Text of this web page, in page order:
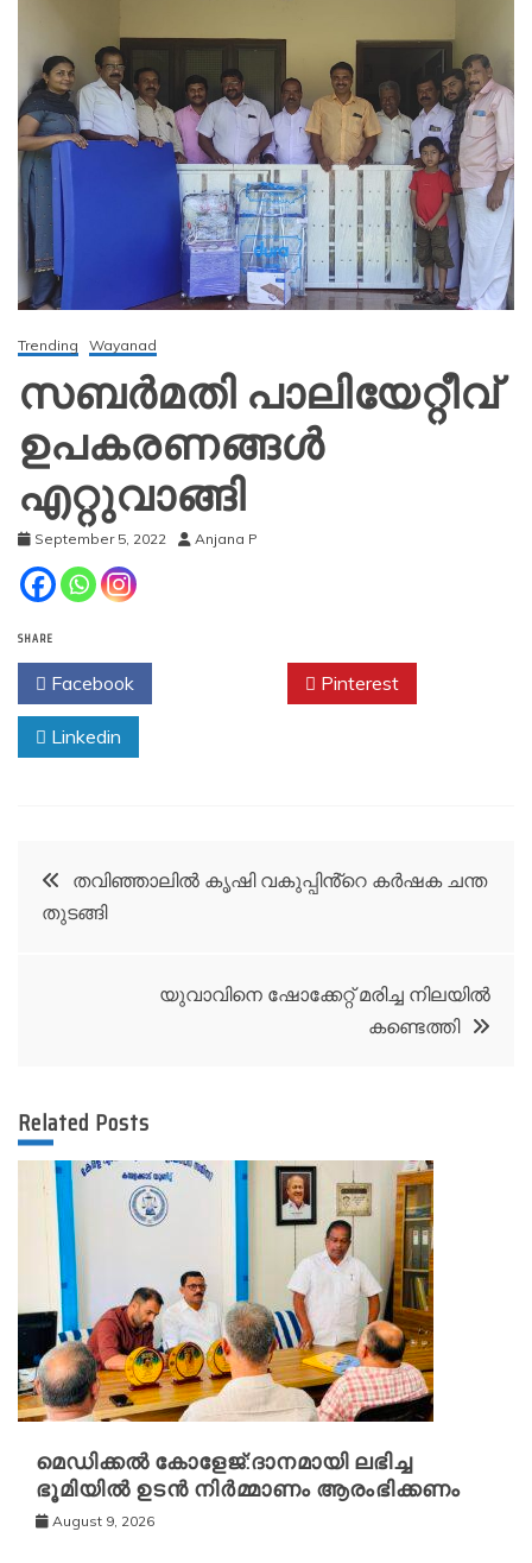
Trending Wayanad
സബർമതി പാലിയേറ്റീവ്
ഉപകരണങ്ങൾ
എറ്റുവാങ്ങി
September 5, 2022 Anjana P
SHARE
Facebook Pinterest
Linkedin
Post
navigation
തവിഞ്ഞാലിൽ കൃഷി വകുപ്പിൻ്റെ കർഷക ചന്ത
തുടങ്ങി
യുവാവിനെ ഷോക്കേറ്റ് മരിച്ച നിലയിൽ
കണ്ടെത്തി
Related Posts
മെഡിക്കൽ കോളേജ്:ദാനമായി ലഭിച്ച
ഭൂമിയിൽ ഉടൻ നിർമ്മാണം ആരംഭിക്കണം
August 9, 2026